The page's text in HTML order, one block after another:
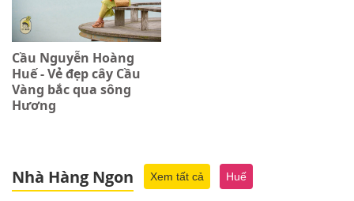
Cầu Nguyễn Hoàng
Huế - Vẻ đẹp cây Cầu
Vàng bắc qua sông
Hương
Nhà Hàng Ngon Xem tất cả Huế